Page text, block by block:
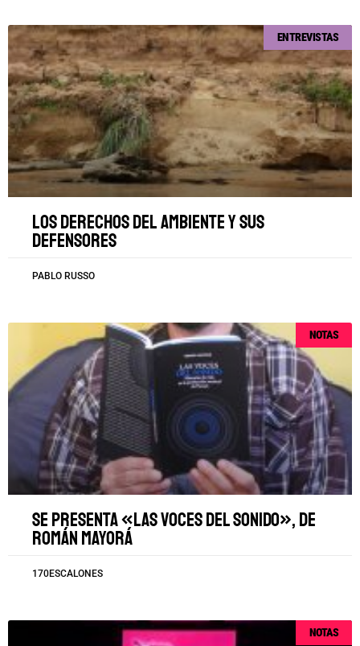
ENTREVISTAS
Los derechos del ambiente y sus
defensores
PABLO RUSSO
NOTAS
Se presenta «Las voces del sonido», de
Román Mayorá
170ESCALONES
NOTAS